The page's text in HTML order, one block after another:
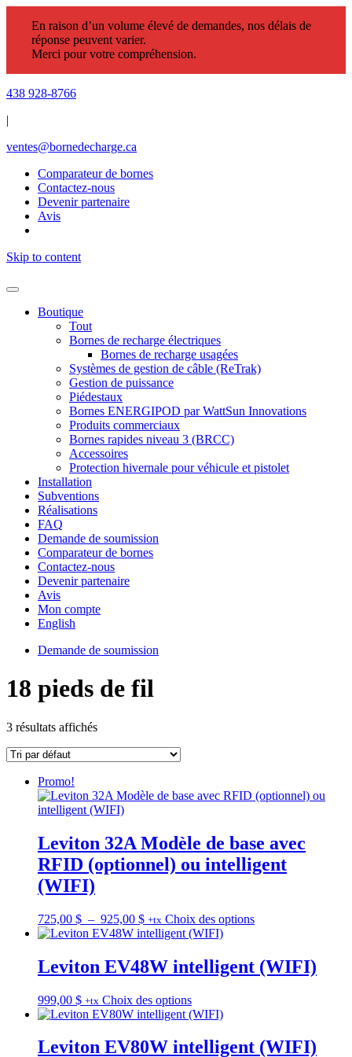
En raison d’un volume élevé de demandes, nos délais de
réponse peuvent varier.
Merci pour votre compréhension.
438 928-8766
|
ventes@bornedecharge.ca
Comparateur de bornes
Contactez-nous
Devenir partenaire
Avis
Skip to content
Boutique
Tout
Bornes de recharge électriques
Bornes de recharge usagées
Systèmes de gestion de câble (ReTrak)
Gestion de puissance
Piédestaux
Bornes ENERGIPOD par WattSun Innovations
Produits commerciaux
Bornes rapides niveau 3 (BRCC)
Accessoires
Protection hivernale pour véhicule et pistolet
Installation
Subventions
Réalisations
FAQ
Demande de soumission
Comparateur de bornes
Contactez-nous
Devenir partenaire
Avis
Mon compte
English
Demande de soumission
18 pieds de fil
3 résultats affichés
Promo!
Leviton 32A Modèle de base avec
RFID (optionnel) ou intelligent
(WIFI)
725,00 $ – 925,00 $Plage
de
725,00 $
à
+tx Choix des optionsCe
plusieurs
variations.
choisies
Leviton EV48W intelligent (WIFI)
999,00 $ +tx Choix des optionsCe
produit
plusieurs
Leviton EV80W intelligent (WIFI)